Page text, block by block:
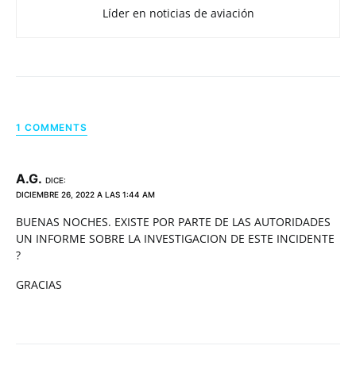
Líder en noticias de aviación
1 COMMENTS
A.G. DICE:
DICIEMBRE 26, 2022 A LAS 1:44 AM
BUENAS NOCHES. EXISTE POR PARTE DE LAS AUTORIDADES
UN INFORME SOBRE LA INVESTIGACION DE ESTE INCIDENTE
?
GRACIAS